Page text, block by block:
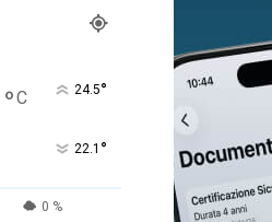
°C 24.5°
22.1 °
0 %